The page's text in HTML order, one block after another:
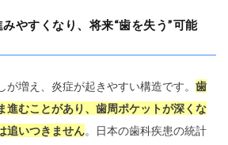
やすくなり、将来“歯を失う”可能
が増え、炎症が起きやすい構造です。 歯
進むことがあり、歯周ポケットが深くな
追いつきません。日本の歯科疾患の統計